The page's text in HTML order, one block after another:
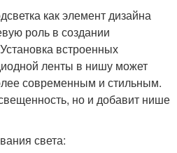
как элемент дизайна
роль в создании
встроенных
ленты в нишу может
современным и стильным.
но и добавит нише
света: